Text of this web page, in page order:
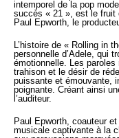
intemporel de la pop
succès « 21 », est le fruit
Paul Epworth, le
L’histoire de « Rolling in
personnelle d’Adele, qui
émotionnelle. Les paroles
trahison et le désir de
puissante et émouvante,
poignante. Créant ainsi
l’auditeur.
Paul Epworth, coauteur
musicale captivante à la